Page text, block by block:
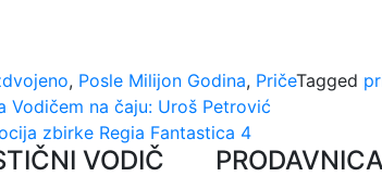
, Posle Milijon Godina, PričeTagged
Vodičem na čaju: Uroš Petrović
zbirke Regia Fantastica 4
VODIČ PRODAVNICA